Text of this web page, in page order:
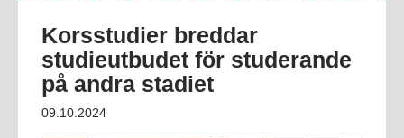
Korsstudier breddar
studieutbudet för studerande
på andra stadiet
09.10.2024